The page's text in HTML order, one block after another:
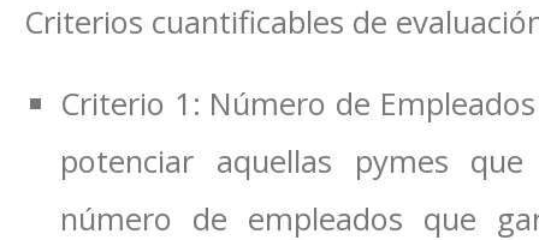
Criterios cuantificables de
Criterio 1: Número de
potenciar aquellas pymes
número de empleados que